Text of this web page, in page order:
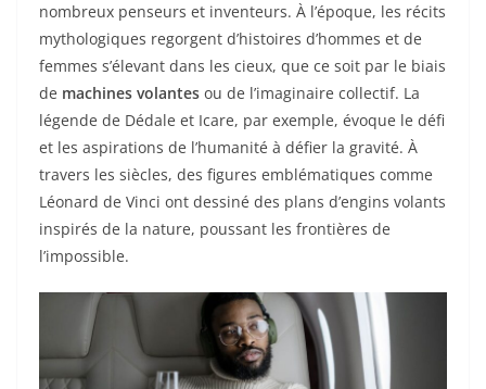
nombreux penseurs et inventeurs. À l’époque, les récits
mythologiques regorgent d’histoires d’hommes et de
femmes s’élevant dans les cieux, que ce soit par le biais
de machines volantes ou de l’imaginaire collectif. La
légende de Dédale et Icare, par exemple, évoque le défi
et les aspirations de l’humanité à défier la gravité. À
travers les siècles, des figures emblématiques comme
Léonard de Vinci ont dessiné des plans d’engins volants
inspirés de la nature, poussant les frontières de
l’impossible.